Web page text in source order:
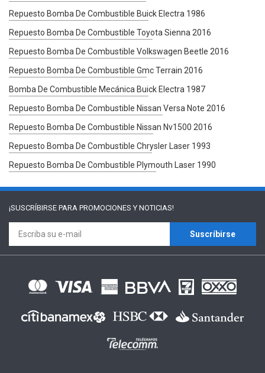
Repuesto Bomba De Combustible Buick Electra 1986
Repuesto Bomba De Combustible Toyota Sienna 2016
Repuesto Bomba De Combustible Volkswagen Beetle 2016
Repuesto Bomba De Combustible Gmc Terrain 2016
Bomba De Combustible Mecánica Buick Electra 1987
Repuesto Bomba De Combustible Nissan Versa Note 2016
Repuesto Bomba De Combustible Nissan Nv1500 2016
Repuesto Bomba De Combustible Chrysler Laser 1993
Repuesto Bomba De Combustible Plymouth Laser 1990
¡SUSCRÍBIRSE PARA PROMOCIONES Y NOTICIAS!
Suscríbirse